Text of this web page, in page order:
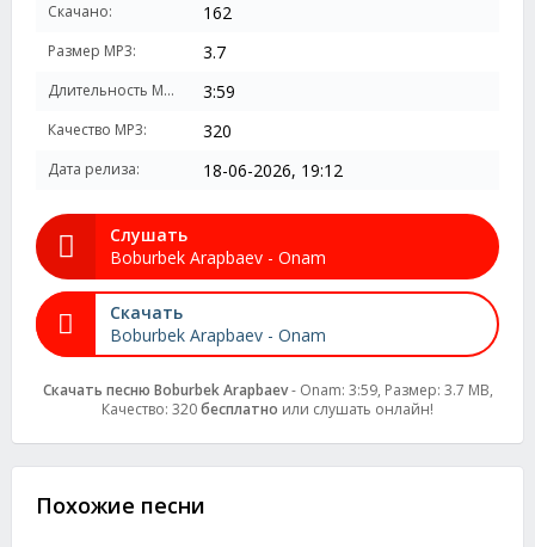
Скачано: 162
Размер MP3: 3.7
Длительность MP3: 3:59
Качество MP3: 320
Дата релиза: 18-06-2026, 19:12
Слушать
Boburbek Arapbaev - Onam
Скачать
Boburbek Arapbaev - Onam
Скачать песню Boburbek Arapbaev- Onam: 3:59, Размер: 3.7 MB,
Качество: 320бесплатно или слушать онлайн!
Похожие песни